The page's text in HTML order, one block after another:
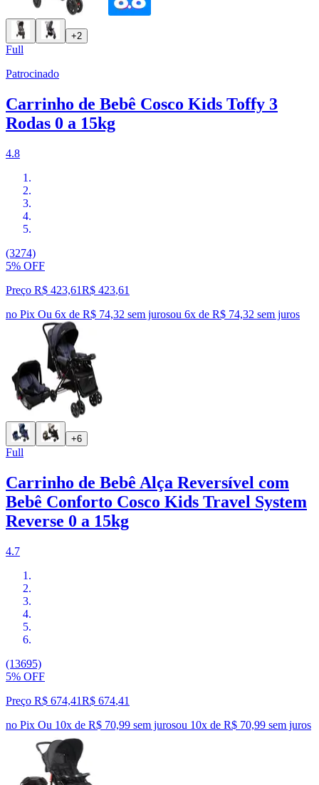
+2
Full
Patrocinado
Carrinho de Bebê Cosco Kids Toffy 3
Rodas 0 a 15kg
4.8
(3274)
5% OFF
Preço R$ 423,61R$ 423,61
no Pix Ou 6x de R$ 74,32 sem jurosou 6x de R$ 74,32 sem juros
+6
Full
Carrinho de Bebê Alça Reversível com
Bebê Conforto Cosco Kids Travel System
Reverse 0 a 15kg
4.7
(13695)
5% OFF
Preço R$ 674,41R$ 674,41
no Pix Ou 10x de R$ 70,99 sem jurosou 10x de R$ 70,99 sem juros